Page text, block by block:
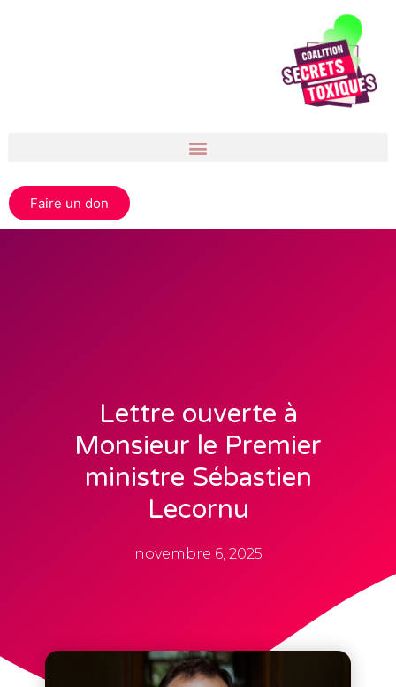
Faire un don
Lettre ouverte à
Monsieur le Premier
ministre Sébastien
Lecornu
novembre 6, 2025